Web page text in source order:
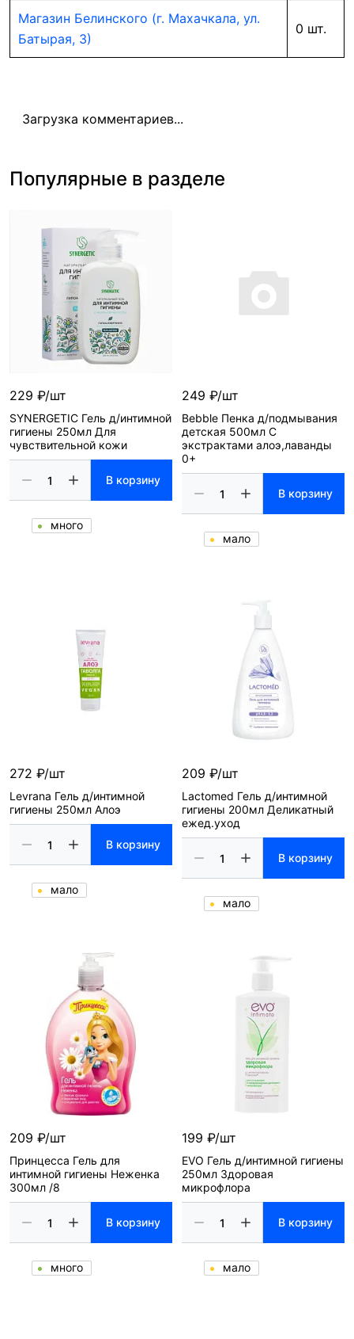
Магазин Белинского (г. Махачкала, ул.
Батырая, 3)
0 шт.
Загрузка комментариев...
Популярные в разделе
229 ₽/шт
SYNERGETIC Гель д/интимной
гигиены 250мл Для
чувствительной кожи
В корзину
много
249 ₽/шт
Bebble Пенка д/подмывания
детская 500мл С
экстрактами алоэ,лаванды
0+
В корзину
мало
272 ₽/шт
Levrana Гель д/интимной
гигиены 250мл Алоэ
В корзину
мало
209 ₽/шт
Lactomed Гель д/интимной
гигиены 200мл Деликатный
ежед.уход
В корзину
мало
209 ₽/шт
Принцесса Гель для
интимной гигиены Неженка
300мл /8
В корзину
много
199 ₽/шт
EVO Гель д/интимной гигиены
250мл Здоровая
микрофлора
В корзину
мало